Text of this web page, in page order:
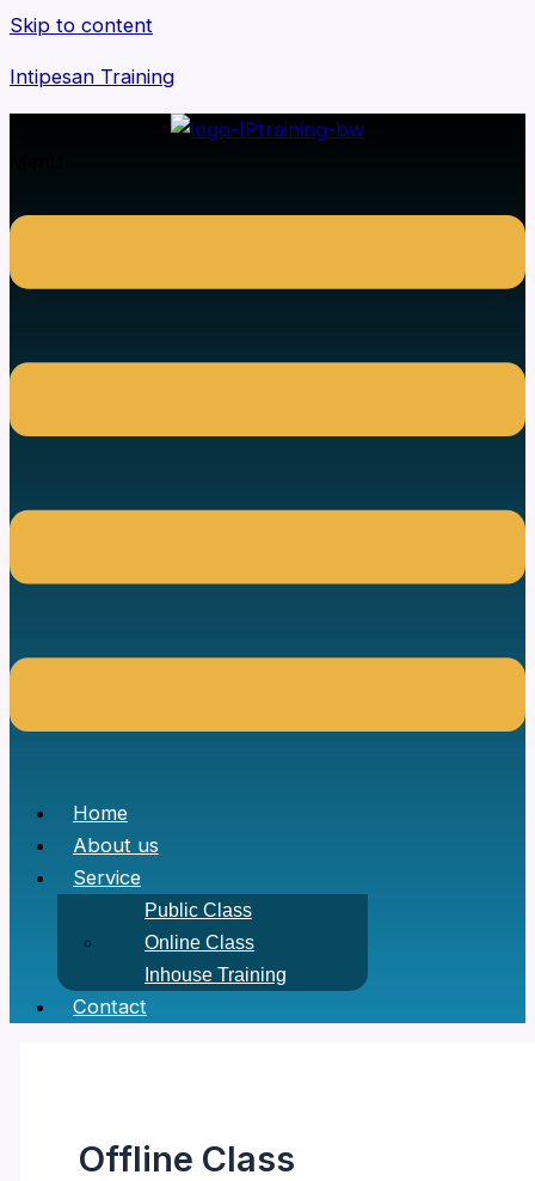
Skip to content
Intipesan Training
Home
About us
Service
Public Class
Online Class
Inhouse Training
Contact
Offline Class